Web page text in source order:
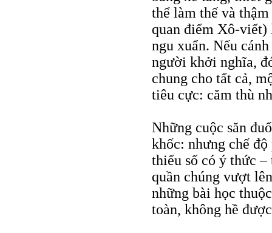
thể làm thế và
quan điểm Xô-viết)
ngu xuẩn. Nếu
người khởi nghĩa,
chung cho tất cả,
tiêu cực: căm thù
Những cuộc săn
khốc: nhưng chế
thiểu số có ý thức
quần chúng vượt
những bài học
toàn, không hề